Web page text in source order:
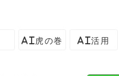
AI虎の巻 AI活用